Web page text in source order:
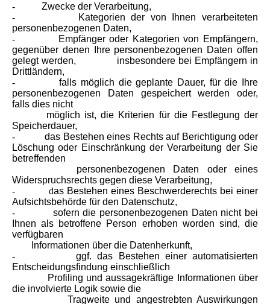
- Zwecke der Verarbeitung,
-
Kategorien der von Ihnen verarbeiteten
personenbezogenen Daten,
-
Empfänger oder Kategorien von Empfängern,
gegenüber denen Ihre personenbezogenen Daten offen
gelegt werden, insbesondere bei Empfängern in
Drittländern,
-falls möglich die geplante Dauer, für die Ihre
personenbezogenen Daten gespeichert werden oder,
falls dies nicht
möglich ist, die Kriterien für die Festlegung der
Speicherdauer,
-das Bestehen eines Rechts auf Berichtigung oder
Löschung oder Einschränkung der Verarbeitung der Sie
betreffenden
personenbezogenen Daten oder eines
Widerspruchsrechts gegen diese Verarbeitung,
- das Bestehen eines Beschwerderechts bei einer
Aufsichtsbehörde für den Datenschutz,
- sofern die personenbezogenen Daten nicht bei
Ihnen als betroffene Person erhoben worden sind, die
verfügbaren
Informationen über die Datenherkunft,
-ggf. das Bestehen einer automatisierten
Entscheidungsfindung einschließlich
Profiling und aussagekräftige Informationen über
die involvierte Logik sowie die
Tragweite und angestrebten Auswirkungen